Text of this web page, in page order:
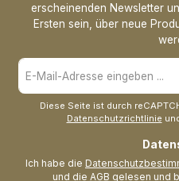
erscheinenden Newsletter
Ersten sein, über neue
E-
Mail-
Adresse
Diese Seite ist durch
Datenschutzrichtlinie
Ich habe die
und die AGB gelesen und